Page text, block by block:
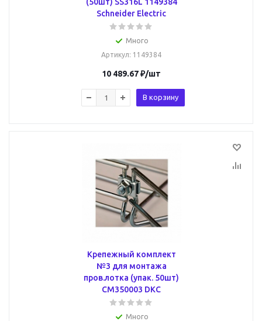
Schneider Electric
Много
Артикул: 1149384
10 489.67₽/шт
В корзину
Крепежный комплект
№3 для монтажа
пров.лотка (упак. 50шт)
CM350003 DKC
Много